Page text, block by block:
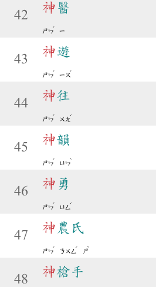
42
神 醫
ㄕㄣ
ˊ
ㄧ
43
神遊
ㄕㄣ
ˊ
ㄧㄡ
ˊ
44
神往
ㄕㄣ
ˊ
ㄨㄤ
ˇ
45
神韻
ㄕㄣ
ˊ
ㄩㄣ
ˋ
46
神 勇
ㄕㄣ
ˊ
ㄩㄥ
ˇ
47
神 農氏
ㄕㄣ
ˊ
ㄋㄨㄥ
ˊ
ㄕ
ˋ
48
神槍手